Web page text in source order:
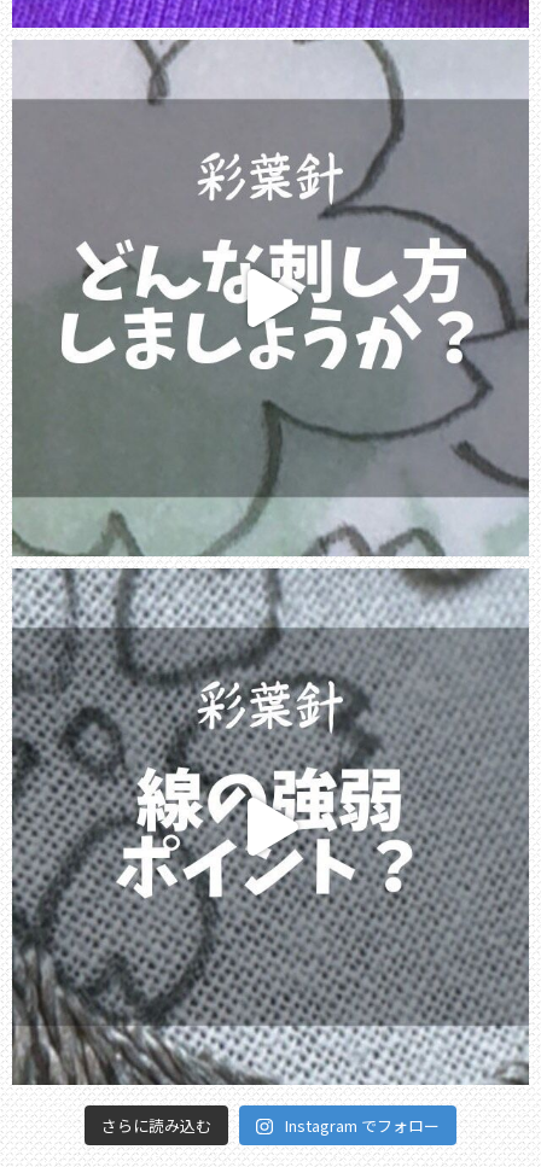
さらに読み込む Instagram でフォロー